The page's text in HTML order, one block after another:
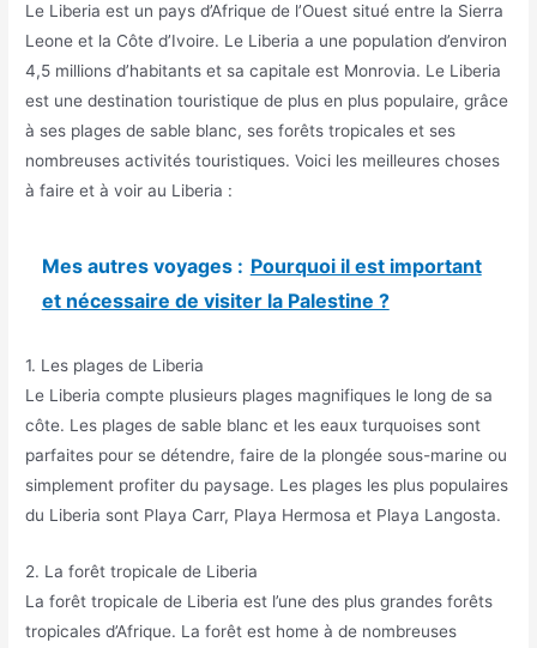
Le Liberia est un pays d’Afrique de l’Ouest situé entre la Sierra
Leone et la Côte d’Ivoire. Le Liberia a une population d’environ
4,5 millions d’habitants et sa capitale est Monrovia. Le Liberia
est une destination touristique de plus en plus populaire, grâce
à ses plages de sable blanc, ses forêts tropicales et ses
nombreuses activités touristiques. Voici les meilleures choses
à faire et à voir au Liberia :
Mes autres voyages : Pourquoi il est important
et nécessaire de visiter la Palestine ?
1. Les plages de Liberia
Le Liberia compte plusieurs plages magnifiques le long de sa
côte. Les plages de sable blanc et les eaux turquoises sont
parfaites pour se détendre, faire de la plongée sous-marine ou
simplement profiter du paysage. Les plages les plus populaires
du Liberia sont Playa Carr, Playa Hermosa et Playa Langosta.
2. La forêt tropicale de Liberia
La forêt tropicale de Liberia est l’une des plus grandes forêts
tropicales d’Afrique. La forêt est home à de nombreuses